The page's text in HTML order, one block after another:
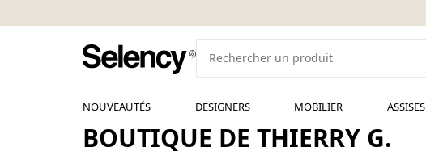
NOUVEAUTÉS DESIGNERS MOBILIER ASSISES
BOUTIQUE DE THIERRY G.